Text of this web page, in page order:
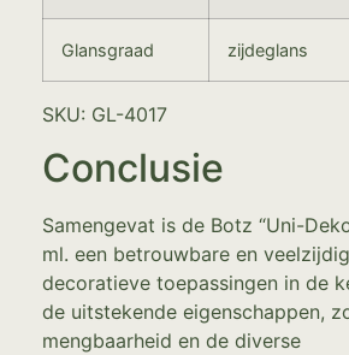
Glansgraad zijdeglans
SKU: GL-4017
Conclusie
Samengevat is de Botz “Uni-
ml. een betrouwbare en
decoratieve toepassingen in de
de uitstekende eigenschappen,
mengbaarheid en de diverse